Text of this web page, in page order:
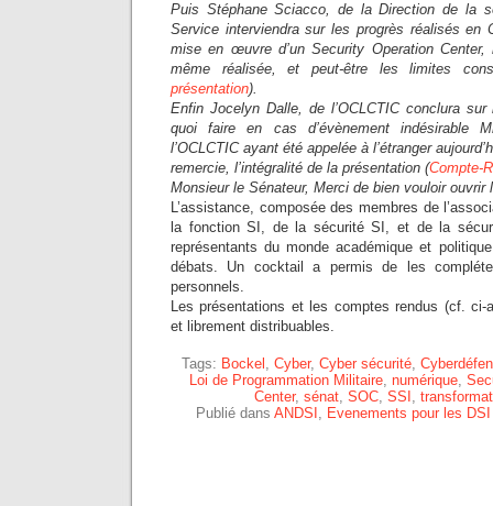
Puis Stéphane Sciacco, de la Direction de la
Service interviendra sur les progrès réalisés en
mise en œuvre d’un Security Operation
même réalisée, et peut-être les limites
présentation).
Enfin Jocelyn Dalle, de l’OCLCTIC conclura
quoi faire en cas d’évènement indésirable
l’OCLCTIC ayant été appelée à l’étranger
remercie, l’intégralité de la présentation (Compte-
Monsieur le Sénateur, Merci de bien vouloir
L’assistance, composée des membres de
la fonction SI, de la sécurité SI, et de la
représentants du monde académique et
débats. Un cocktail a permis de les
personnels.
Les présentations et les comptes rendus (cf. ci-
et librement distribuables.
Tags: Bockel , Cyber, Cyber sécurité,
Loi de Programmation Militaire, numérique,
Center, sénat, SOC, SSI ,
Publié dans ANDSI , Evenements pour les DSI